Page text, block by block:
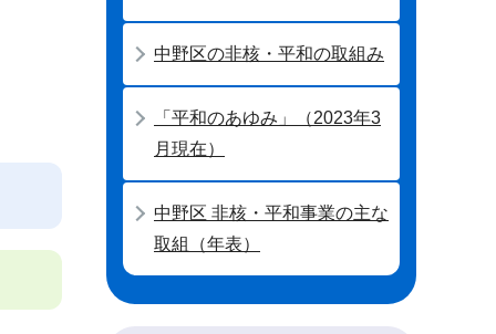
中野区の非核・平和の取組み
「平和のあゆみ」（2023年3
月現在）
中野区 非核・平和事業の主な
取組（年表）